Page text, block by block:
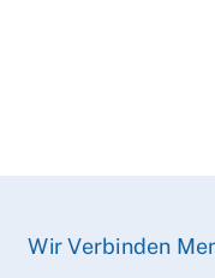
Wir Verbinden